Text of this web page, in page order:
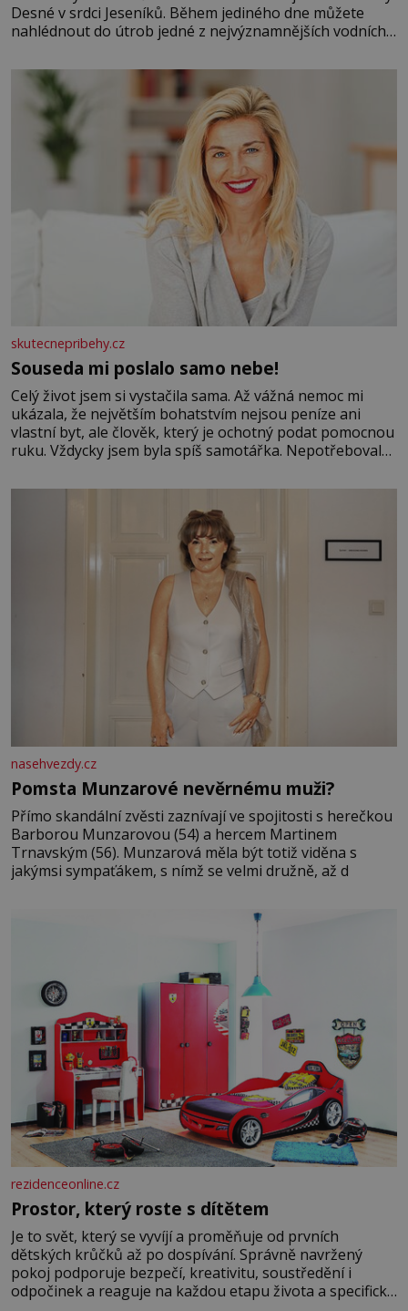
Desné v srdci Jeseníků. Během jediného dne můžete
nahlédnout do útrob jedné z nejvýznamnějších vodních
se na koloběžce a den zakončit poznáváním památek ve
Velkých Losinách nebo v termálním
skutecnepribehy.cz
Souseda mi poslalo samo nebe!
Celý život jsem si vystačila sama. Až vážná nemoc mi
ukázala, že největším bohatstvím nejsou peníze ani
vlastní byt, ale člověk, který je ochotný podat pomocnou
ruku. Vždycky jsem byla spíš samotářka. Nepotřebovala
mi knihy, práce a hlavně klid. Hned po studiích jsem
nasehvezdy.cz
Pomsta Munzarové nevěrnému muži?
Přímo skandální zvěsti zaznívají ve spojitosti s herečkou
Barborou Munzarovou (54) a hercem Martinem
Trnavským (56). Munzarová měla být totiž viděna s
jakýmsi sympaťákem, s nímž se velmi družně, až d
rezidenceonline.cz
Prostor, který roste s dítětem
Je to svět, který se vyvíjí a proměňuje od prvních
dětských krůčků až po dospívání. Správně navržený
pokoj podporuje bezpečí, kreativitu, soustředění i
odpočinek a reaguje na každou etapu života a specifické